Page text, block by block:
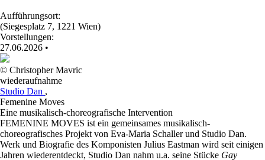
Aufführungsort:
(Siegesplatz 7, 1221 Wien)
Vorstellungen:
27.06.2026 •
© Christopher Mavric
wiederaufnahme
Studio Dan ,
Femenine Moves
Eine musikalisch-choreografische Intervention
FEMENINE MOVES ist ein gemeinsames musikalisch-
choreografisches Projekt von Eva-Maria Schaller und Studio Dan.
Werk und Biografie des Komponisten Julius Eastman wird seit einigen
Jahren wiederentdeckt, Studio Dan nahm u.a. seine Stücke Gay